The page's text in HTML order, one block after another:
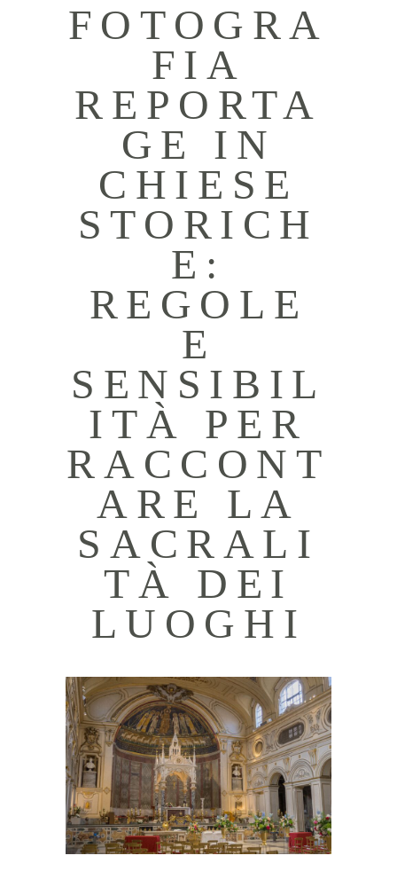
FOTOGRA
FIA
REPORTA
GE IN
CHIESE
STORICH
E:
REGOLE
E
SENSIBIL
ITÀ PER
RACCONT
ARE LA
SACRALI
TÀ DEI
LUOGHI